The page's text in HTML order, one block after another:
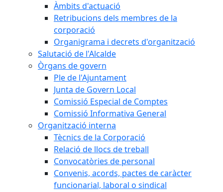
Àmbits d'actuació
Retribucions dels membres de la
corporació
Organigrama i decrets d'organització
Salutació de l'Alcalde
Òrgans de govern
Ple de l'Ajuntament
Junta de Govern Local
Comissió Especial de Comptes
Comissió Informativa General
Organització interna
Tècnics de la Corporació
Relació de llocs de treball
Convocatòries de personal
Convenis, acords, pactes de caràcter
funcionarial, laboral o sindical